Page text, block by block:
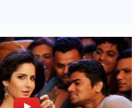
kỳ điều gì bạn cần biết về